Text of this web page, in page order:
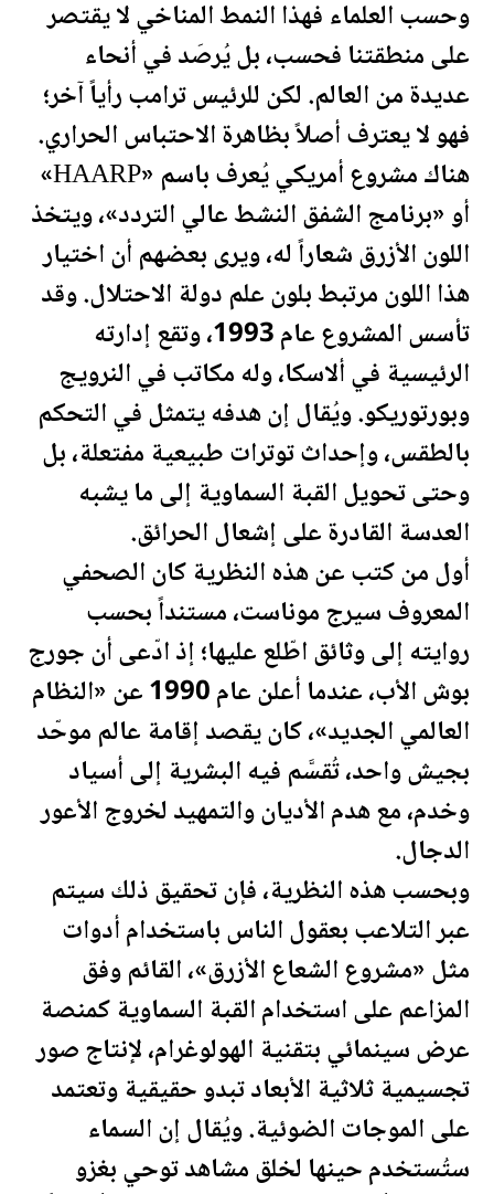
وحسب العلماء فهذا النمط المناخي لا يقتصر
على منطقتنا فحسب، بل يُرصَد في أنحاء
عديدة من العالم. لكن للرئيسترامبرأياً آخر؛
فهو لا يعترف أصلاً بظاهرة الاحتباس الحراري.
هناك مشروع أمريكي يُعرف باسم «HAARP»
أو «برنامج الشفق النشط عالي التردد»، ويتخذ
اللون الأزرق شعاراً له، ويرى بعضهم أن اختيار
هذا اللون مرتبط بلون علم دولة الاحتلال. وقد
تأسس المشروع عام 1993، وتقع إدارته
الرئيسية في ألاسكا، وله مكاتب في النرويج
وبورتوريكو. ويُقال إن هدفه يتمثل في التحكم
بالطقس، وإحداث توترات طبيعية مفتعلة، بل
وحتى تحويل القبة السماوية إلى ما يشبه
العدسة القادرة على إشعال الحرائق.
أول من كتب عن هذه النظرية كان الصحفي
المعروف سيرج موناست، مستنداً بحسب
روايته إلى وثائق اطّلع عليها؛ إذ ادّعى أن جورج
بوش الأب، عندما أعلن عام 1990 عن «النظام
العالمي الجديد»، كان يقصد إقامة عالم موحّد
بجيش واحد، تُقسَّم فيه البشرية إلى أسياد
وخدم، مع هدم الأديان والتمهيد لخروج الأعور
الدجال.
وبحسب هذه النظرية، فإن تحقيق ذلك سيتم
عبر التلاعب بعقول الناس باستخدام أدوات
مثل «مشروع الشعاع الأزرق»، القائم وفق
المزاعم على استخدام القبة السماوية كمنصة
عرض سينمائي بتقنية الهولوغرام، لإنتاج صور
تجسيمية ثلاثية الأبعاد تبدو حقيقية وتعتمد
على الموجات الضوئية. ويُقال إن السماء
ستُستخدم حينها لخلق مشاهد توحي بغزو